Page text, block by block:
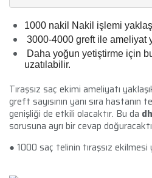
1000 nakil Nakil işlemi
3000-4000 greft ile ameliyat
Daha yoğun yetiştirme için
uzatılabilir.
Tıraşsız saç ekimi ameliyatı
greft sayısının yanı sıra hastanın
genişliği de etkili olacaktır. Bu da
sorusuna ayrı bir cevap
● 1000 saç telinin tıraşsız